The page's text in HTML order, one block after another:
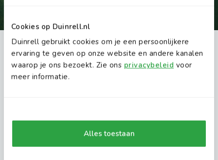
Cookies op Duinrell.nl
Duinrell gebruikt cookies om je een persoonlijkere
ervaring te geven op onze website en andere kanalen
waarop je ons bezoekt. Zie ons privacybeleid voor
meer informatie.
Alles toestaan
INTERACTIEVE PLATTEGROND
Ontdek Duinrell
Deze attracties vind je ook leuk